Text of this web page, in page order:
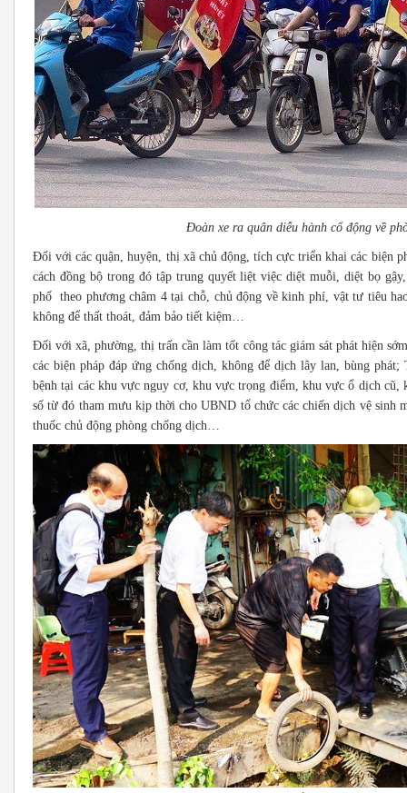
Đoàn xe ra quân diễu hành cổ động về
Đối với các quận, huyện, thị xã chủ động, tích cực triển khai các biện
cách đồng bộ trong đó tập trung quyết liệt việc diệt muỗi, diệt bọ
phố theo phương châm 4 tại chỗ, chủ động về kinh phí, vật tư tiêu
không để thất thoát, đảm bảo tiết kiệm…
Đối với xã, phường, thị trấn cần làm tốt công tác giám sát phát hiện
các biện pháp đáp ứng chống dịch, không để dịch lây lan, bùng
bệnh tại các khu vực nguy cơ, khu vực trọng điểm, khu vực ổ dịch cũ,
số từ đó tham mưu kịp thời cho UBND tổ chức các chiến dịch vệ sinh
thuốc chủ động phòng chống dịch…